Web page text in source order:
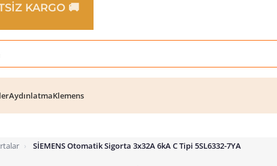
AydınlatmaKlemens
› SİEMENS Otomatik Sigorta 3x32A 6kA C Tipi 5SL6332-7YA
KARGO 🚚